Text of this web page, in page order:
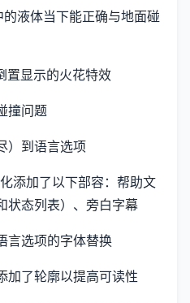
液体当下能正确与地面碰
置显示的火花特效
撞问题
）到语言选项
添加了以下部容：帮助文
状态列表）、旁白字幕
言选项的字体替换
加了轮廓以提高可读性